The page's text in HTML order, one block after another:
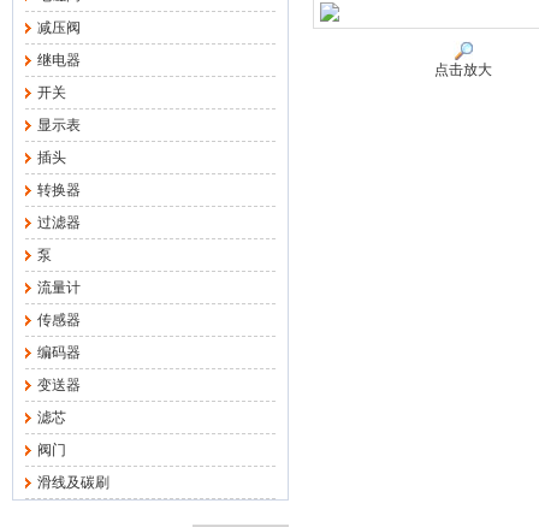
减压阀
继电器
开关
显示表
插头
转换器
过滤器
泵
流量计
传感器
编码器
变送器
滤芯
阀门
滑线及碳刷
点击放大